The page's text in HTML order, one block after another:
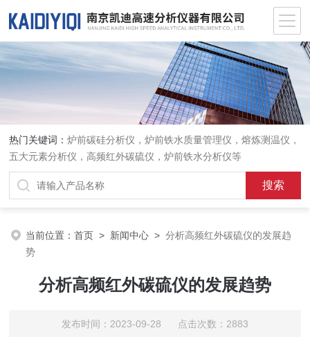
热门关键词：炉前碳硅分析仪，炉前铁水质量管理仪，熔炼测温仪，
五大元素分析仪，高频红外碳硫仪，炉前铁水分析仪等
当前位置：首页 > 新闻中心 >分析高频红外碳硫仪的发展趋
势
分析高频红外碳硫仪的发展趋势
发布时间：2023-09-28 点击次数：2883